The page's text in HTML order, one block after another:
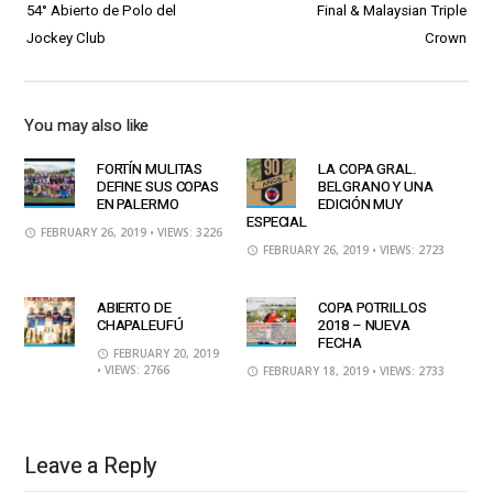
54° Abierto de Polo del
Jockey Club
Final & Malaysian Triple
Crown
You may also like
FORTÍN MULITAS
DEFINE SUS COPAS
EN PALERMO
FEBRUARY 26, 2019 • VIEWS: 3226
LA COPA GRAL.
BELGRANO Y UNA
EDICIÓN MUY
ESPECIAL
FEBRUARY 26, 2019 • VIEWS: 2723
ABIERTO DE
CHAPALEUFÚ
FEBRUARY 20, 2019
• VIEWS: 2766
COPA POTRILLOS
2018 – NUEVA
FECHA
FEBRUARY 18, 2019 • VIEWS: 2733
Leave a Reply